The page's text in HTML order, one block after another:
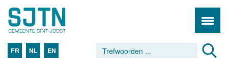
FR NL EN